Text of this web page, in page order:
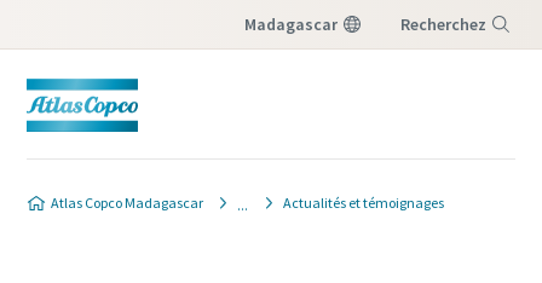
Madagascar Recherchez
Atlas Copco Madagascar Actualités et témoignages